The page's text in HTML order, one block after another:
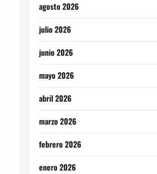
agosto 2026
julio 2026
junio 2026
mayo 2026
abril 2026
marzo 2026
febrero 2026
enero 2026